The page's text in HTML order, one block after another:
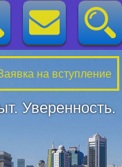
Уверенность.
на вступление